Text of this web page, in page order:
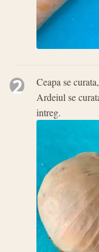
2
Ceapa se
Ardeiul se
intreg.